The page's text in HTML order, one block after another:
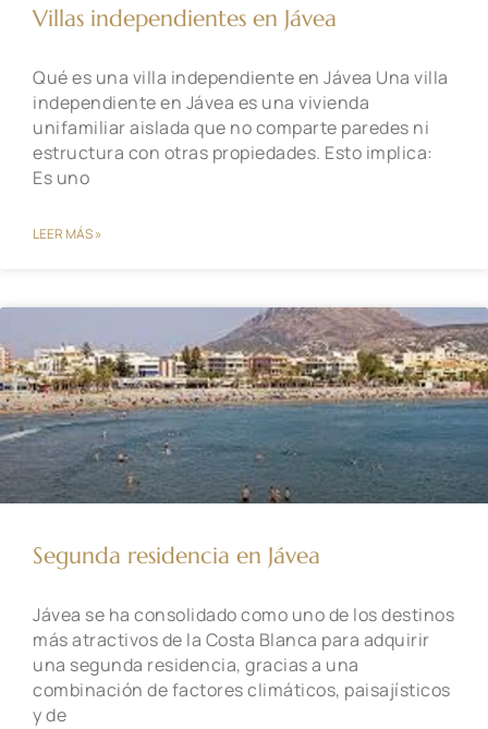
Villas independientes en Jávea
Qué es una villa independiente en Jávea Una villa
independiente en Jávea es una vivienda
unifamiliar aislada que no comparte paredes ni
estructura con otras propiedades. Esto implica:
Es uno
LEER MÁS »
Segunda residencia en Jávea
Jávea se ha consolidado como uno de los destinos
más atractivos de la Costa Blanca para adquirir
una segunda residencia, gracias a una
combinación de factores climáticos, paisajísticos
y de